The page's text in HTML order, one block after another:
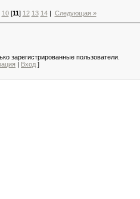
10[11] 12 13 14| Следующая »
зарегистрированные пользователи.
| Вход ]